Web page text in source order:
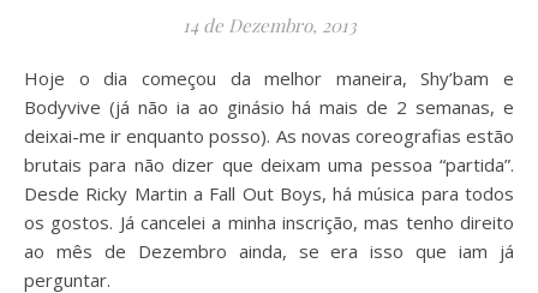
14 de Dezembro, 2013
Hoje o dia começou da melhor maneira, Shy’bam e
Bodyvive (já não ia ao ginásio há mais de 2 semanas, e
deixai-me ir enquanto posso). As novas coreografias estão
brutais para não dizer que deixam uma pessoa “partida”.
Desde Ricky Martin a Fall Out Boys, há música para todos
os gostos. Já cancelei a minha inscrição, mas tenho direito
ao mês de Dezembro ainda, se era isso que iam já
perguntar.